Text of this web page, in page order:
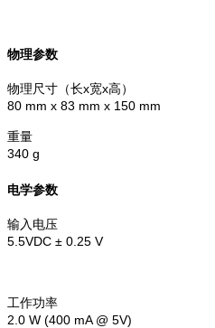
物理参数
物理尺寸（长x宽x高）
80 mm x 83 mm x 150 mm
重量
340 g
电学参数
输入电压
5.5VDC ± 0.25 V
工作功率
2.0 W (400 mA @ 5V)